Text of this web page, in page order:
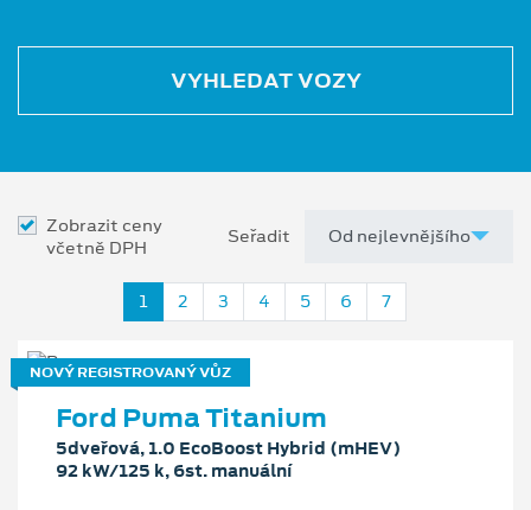
VYHLEDAT VOZY
Zobrazit ceny
včetně DPH
Seřadit
1 2 3 4 5 6 7
NOVÝ REGISTROVANÝ VŮZ
Ford Puma Titanium
5dveřová, 1.0 EcoBoost Hybrid (mHEV)
92 kW/125 k, 6st. manuální